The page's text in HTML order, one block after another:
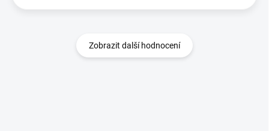
Zobrazit další hodnocení